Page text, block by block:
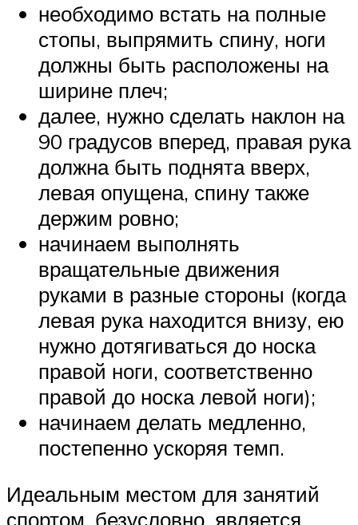
необходимо встать на полные
стопы, выпрямить спину, ноги
должны быть расположены на
ширине плеч;
далее, нужно сделать наклон на
90 градусов вперед, правая рука
должна быть поднята вверх,
левая опущена, спину также
держим ровно;
начинаем выполнять
вращательные движения
руками в разные стороны (когда
левая рука находится внизу, ею
нужно дотягиваться до носка
правой ноги, соответственно
правой до носка левой ноги);
начинаем делать медленно,
постепенно ускоряя темп.
Идеальным местом для занятий
спортом, безусловно, является